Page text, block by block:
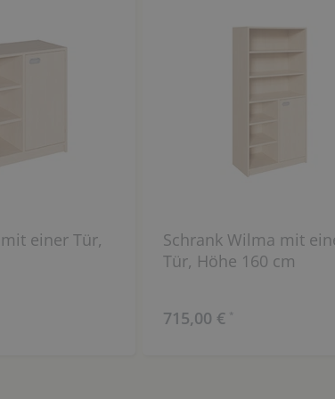
einer Tür,
Schrank Wilma mit
Tür, Höhe 160 cm
715,00 € *